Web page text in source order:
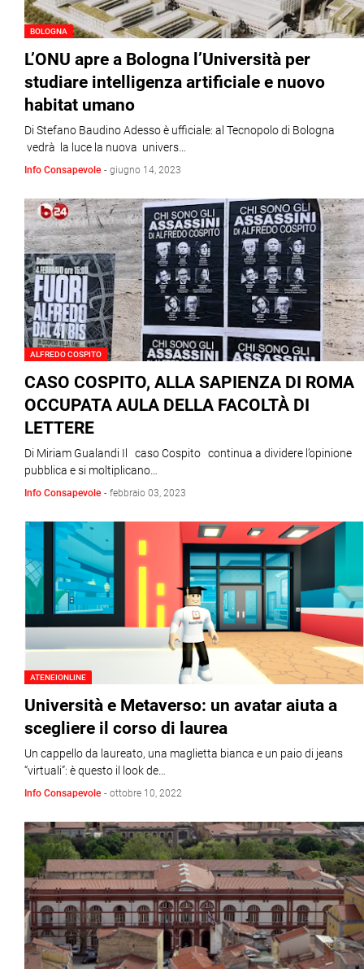
BOLOGNA
L’ONU apre a Bologna l’Università per
studiare intelligenza artificiale e nuovo
habitat umano
Di Stefano Baudino Adesso è ufficiale: al Tecnopolo di Bologna
vedrà la luce la nuova univers…
Info Consapevole - giugno 14, 2023
ALFREDO COSPITO
CASO COSPITO, ALLA SAPIENZA DI ROMA
OCCUPATA AULA DELLA FACOLTÀ DI
LETTERE
Di Miriam Gualandi Il caso Cospito continua a dividere l’opinione
pubblica e si moltiplicano…
Info Consapevole - febbraio 03, 2023
ATENEIONLINE
Università e Metaverso: un avatar aiuta a
scegliere il corso di laurea
Un cappello da laureato, una maglietta bianca e un paio di jeans
“virtuali”: è questo il look de…
Info Consapevole - ottobre 10, 2022